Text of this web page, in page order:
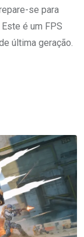
se para
é um FPS
última geração.